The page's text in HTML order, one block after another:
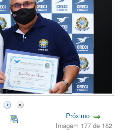
Próximo
Imagem 177 de 182